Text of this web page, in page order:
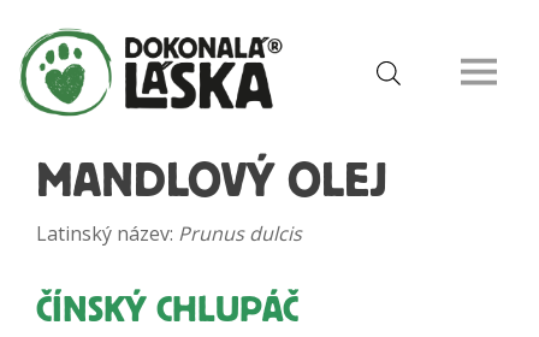
MANDLOVÝ OLEJ
Latinský název: Prunus dulcis
ČÍNSKÝ CHLUPÁČ